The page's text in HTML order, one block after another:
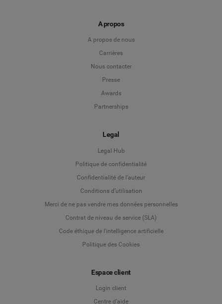
A propos
A propos de nous
Carrières
Nous contacter
Presse
Awards
Partnerships
Legal
Legal Hub
Politique de confidentialité
Confidentialité de l’auteur
Conditions d’utilisation
Merci de ne pas vendre mes données personnelles
Contrat de niveau de service (SLA)
Code éthique de l'intelligence artificielle
Politique des Cookies
Espace client
Login client
Centre d’aide
Deutsch